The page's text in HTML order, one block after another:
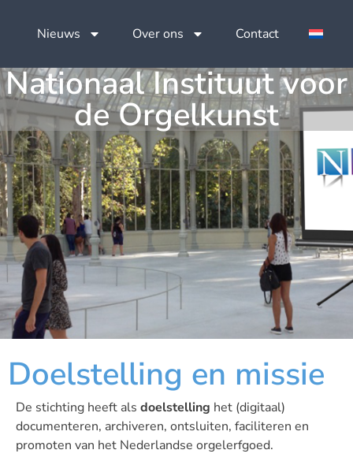
Nieuws Over ons Contact
Nationaal Instituut voor
de Orgelkunst
Doelstelling en missie
De stichting heeft als doelstelling het (digitaal)
documenteren, archiveren, ontsluiten, faciliteren en
promoten van het Nederlandse orgelerfgoed.